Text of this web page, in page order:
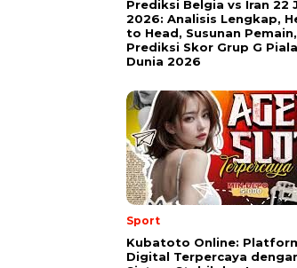
Prediksi Belgia vs Iran 22
2026: Analisis Lengkap,
to Head, Susunan
Prediksi Skor Grup G Piala
Dunia 2026
Sport
Kubatoto Online:
Digital Terpercaya